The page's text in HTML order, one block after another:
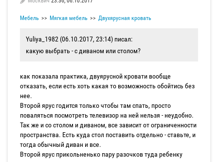
Мебель Мягкая мебель Двухярусная кровать
Yuliya_1982 (06.10.2017, 23:14) писал:
какую выбрать - с диваном или столом?
как показала практика, двуярусной кровати вообще
отказать, если есть хоть какая то возможность обойтись без
нее.
Второй ярус годится только чтобы там спать, просто
поваляться посмотреть телевизор на ней нельзя - неудобно.
Так же и со столом и диваном, все зависит от ограниченности
пространства. Есть куда стол поставить отдельно - ставьте, и
тогда обычный диван и все.
Второй ярус прикольненько пару разочков туда ребенку